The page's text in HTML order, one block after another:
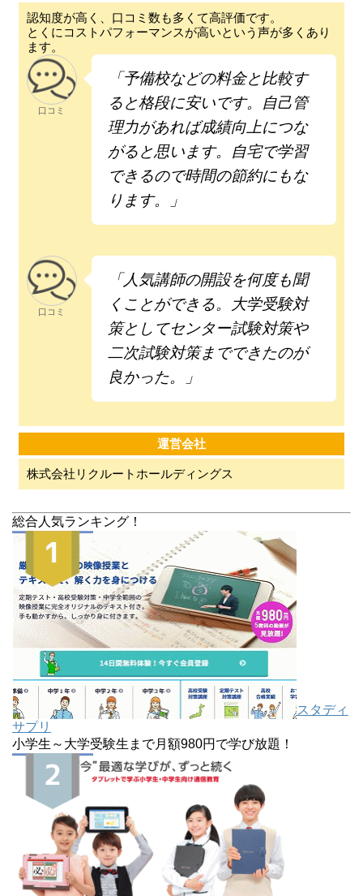
認知度が高く、口コミ数も多くて高評価です。
とくにコストパフォーマンスが高いという声が多くあり
ます。
口コミ
「予備校などの料金と比較す
ると格段に安いです。自己管
理力があれば成績向上につな
がると思います。自宅で学習
できるので時間の節約にもな
ります。」
口コミ
「人気講師の開設を何度も聞
くことができる。大学受験対
策としてセンター試験対策や
二次試験対策までできたのが
良かった。」
運営会社
株式会社リクルートホールディングス
総合人気ランキング！
スタディ
サプリ
小学生～大学受験生まで月額980円で学び放題！